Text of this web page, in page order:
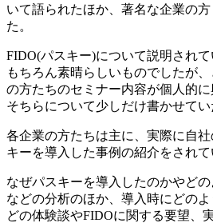
いて語られたほか、著名な企業の
た。
FIDO(パスキー)について説明され
もちろん素晴らしいものでしたが
の方たちのセミナー内容が個人的
そちらについて少しだけ書かせてい
各企業の方たちは主に、実際に自
キーを導入した事例の紹介をされて
なぜパスキーを導入したのかやど
などの分析のほか、導入時にどの
どの体験談やFIDOに関する要望、